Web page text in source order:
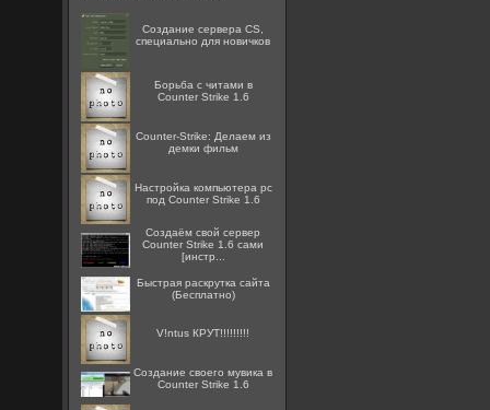
Создание сервера CS,
специально для новичков
Борьба с читами в
Counter Strike 1.6
Counter-Strike: Делаем из
демки фильм
Настройка компьютера pc
под Counter Strike 1.6
Создаём свой сервер
Counter Strike 1.6 сами
[инстр...
Быстрая раскрутка сайта
(Бесплатно)
V!ntus КРУТ!!!!!!!!!
Создание своего мувика в
Counter Strike 1.6